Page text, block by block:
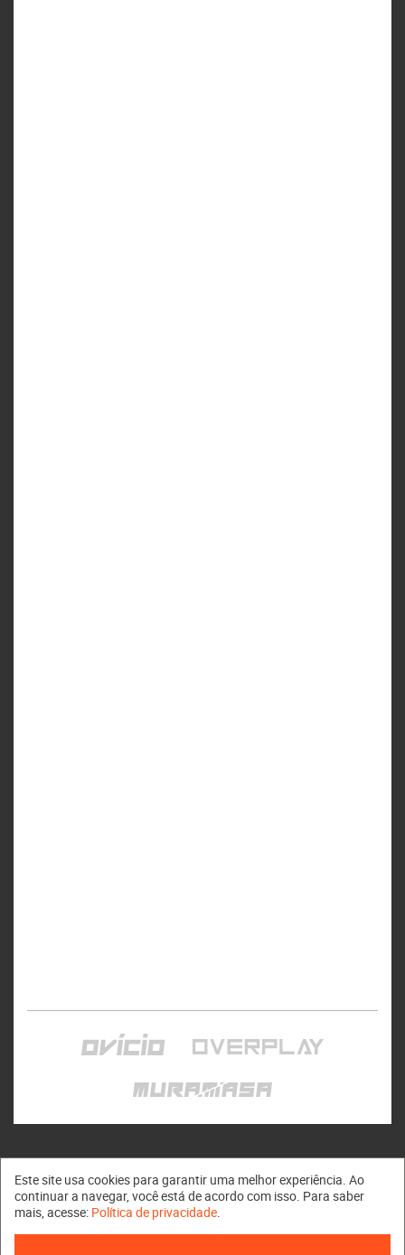
Muramasa © 2011 - 2026
Este site usa cookies para garantir uma melhor experiência. Ao
continuar a navegar, você está de acordo com isso. Para saber
mais, acesse: Política de privacidade.